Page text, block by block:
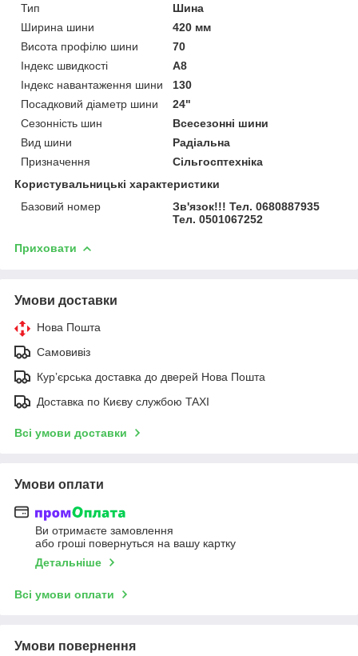
Тип
Шина
Ширина шини
420 мм
Висота профілю шини
70
Індекс швидкості
A8
Індекс навантаження шини
130
Посадковий діаметр шини
24"
Сезонність шин
Всесезонні шини
Вид шини
Радіальна
Призначення
Сільгосптехніка
Користувальницькі характеристики
Базовий номер
Зв'язок!!! Тел. 0680887935
Тел. 0501067252
Приховати
Умови доставки
Нова Пошта
Самовивіз
Курʼєрська доставка до дверей Нова Пошта
Доставка по Києву службою TAXI
Всі умови доставки
Умови оплати
Ви отримаєте замовлення
або гроші повернуться на вашу картку
Детальніше
Всі умови оплати
Умови повернення